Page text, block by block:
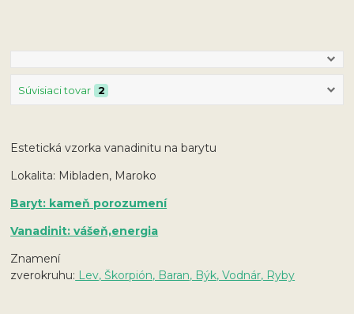
Súvisiaci tovar 2
Estetická vzorka vanadinitu na barytu
Lokalita: Mibladen, Maroko
Baryt: kameň porozumení
Vanadinit: vášeň,energia
Znamení
zverokruhu: Lev, Škorpión, Baran, Býk, Vodnár, Ryby